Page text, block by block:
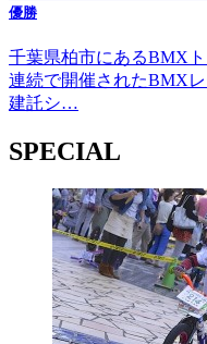
優勝
千葉県柏市にあるBMX
連続で開催されたBMX
建託シ…
SPECIAL